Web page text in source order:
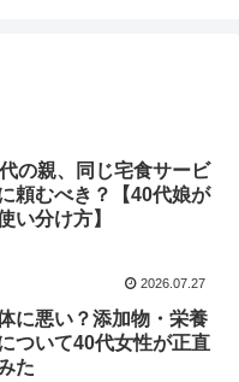
の親、同じ宅食サービ
頼むべき？【40代娘が
い分け方】
2026.07.27
に悪い？添加物・栄養
ついて40代女性が正直
た